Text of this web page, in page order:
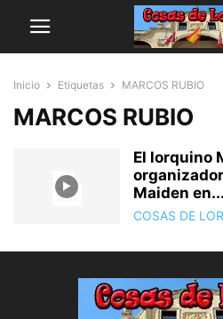
Inicio Etiquetas MARCOS RUBIO
MARCOS RUBIO
El lorquino
Maiden en...
COSAS DE